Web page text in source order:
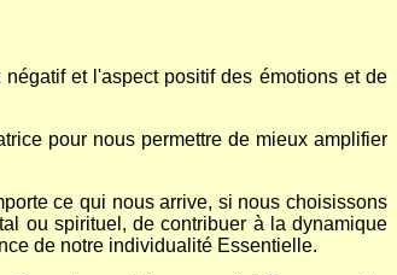
et l'aspect positif des émotions et de
pour nous permettre de mieux amplifier
ce qui nous arrive, si nous choisissons
ou spirituel, de contribuer à la dynamique
de notre individualité Essentielle.